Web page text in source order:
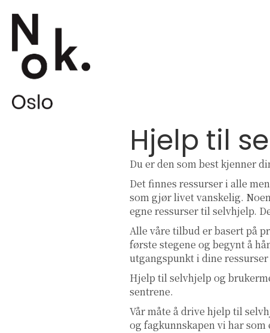
Hjelp til
Du er den som best kjenner
Det finnes ressurser i alle
som gjør livet vanskelig.
egne ressurser til selvhjelp.
Alle våre tilbud er basert på
første stegene og begynt å
utgangspunkt i dine
Hjelp til selvhjelp og
sentrene.
Vår måte å drive hjelp til
og fagkunnskapen vi har